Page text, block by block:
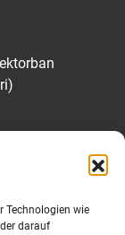
Technologien wie
darauf